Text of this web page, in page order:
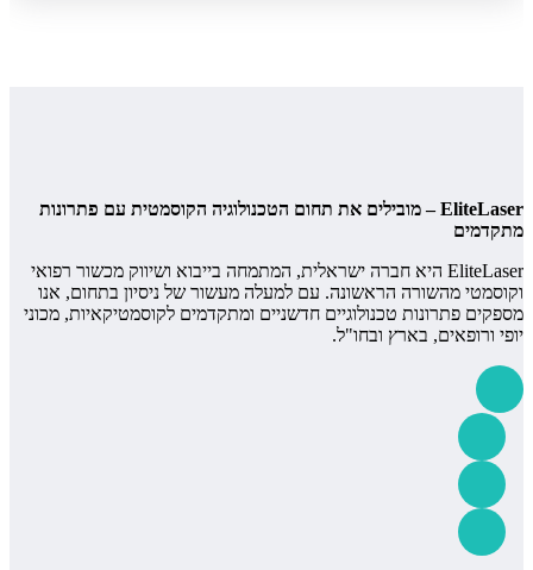
EliteLaser – מובילים את תחום הטכנולוגיה הקוסמטית עם פתרונות
מתקדמים
EliteLaser היא חברה ישראלית, המתמחה בייבוא ושיווק מכשור רפואי
וקוסמטי מהשורה הראשונה. עם למעלה מעשור של ניסיון בתחום, אנו
מספקים פתרונות טכנולוגיים חדשניים ומתקדמים לקוסמטיקאיות, מכוני
יופי ורופאים, בארץ ובחו"ל.